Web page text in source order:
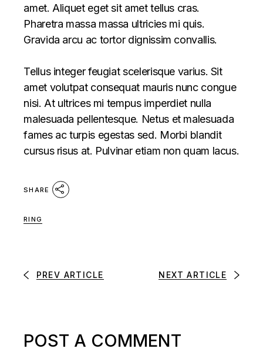
amet. Aliquet eget sit amet tellus cras.
Pharetra massa massa ultricies mi quis.
Gravida arcu ac tortor dignissim convallis.
Tellus integer feugiat scelerisque varius. Sit
amet volutpat consequat mauris nunc congue
nisi. At ultrices mi tempus imperdiet nulla
malesuada pellentesque. Netus et malesuada
fames ac turpis egestas sed. Morbi blandit
cursus risus at. Pulvinar etiam non quam lacus.
SHARE
RING
PREV ARTICLE NEXT ARTICLE
POST A COMMENT